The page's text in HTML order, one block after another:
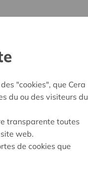
"cookies", que Cera
du ou des visiteurs du
transparente toutes
web.
de cookies que